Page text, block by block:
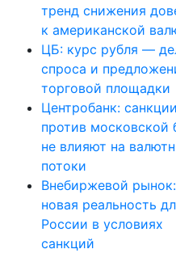
тренд снижения
к американской
ЦБ: курс рубля —
спроса и
торговой площадки
Центробанк: санкции
против московской
не влияют на
потоки
Внебиржевой рынок:
новая реальность
России в условиях
санкций